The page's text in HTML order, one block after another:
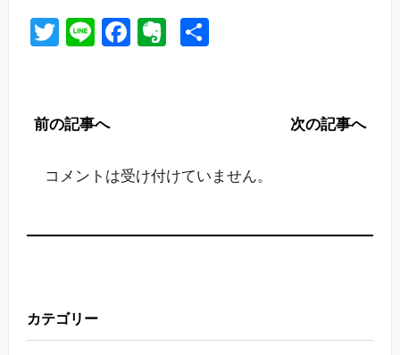
Twitter
LineFacebook
Evernote
前の記事へ 次の記事へ
コメントは受け付けていません。
カテゴリー